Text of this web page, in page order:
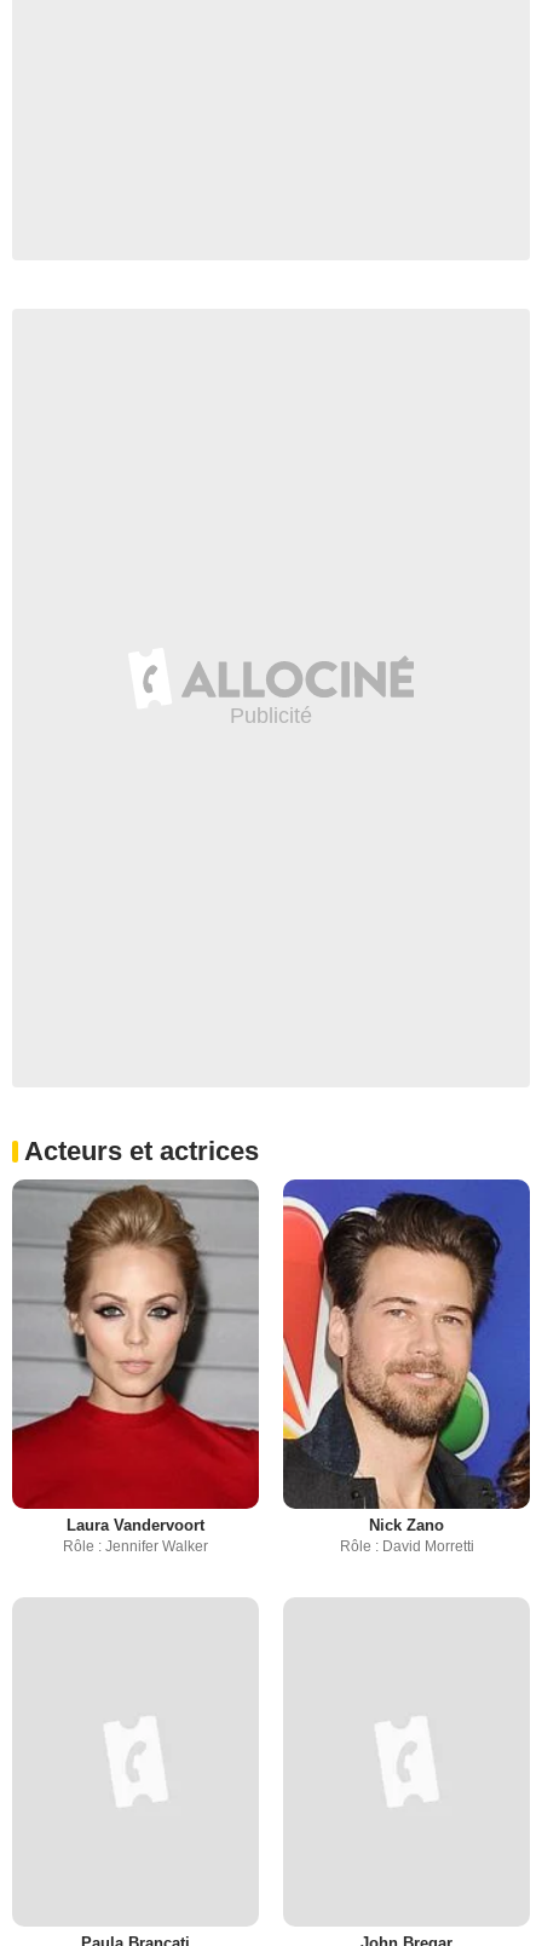
Acteurs et actrices
Laura Vandervoort
Rôle : Jennifer Walker
Nick Zano
Rôle : David Morretti